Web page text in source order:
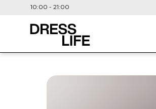
10:00 - 21:00